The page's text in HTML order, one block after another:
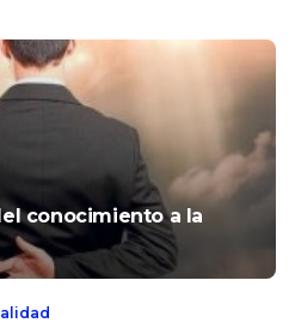
conocimiento a la